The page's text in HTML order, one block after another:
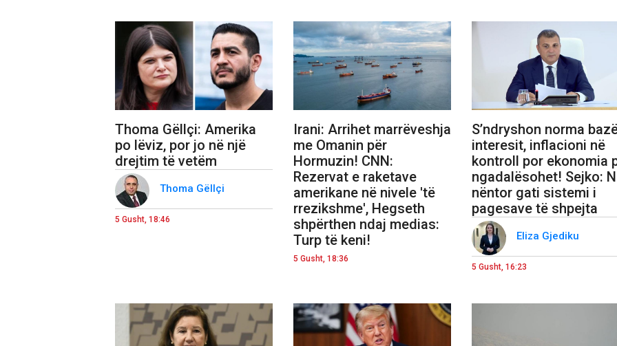
Thoma Gëllçi: Amerika
po lëviz, por jo në një
drejtim të vetëm
Thoma Gëllçi
5 Gusht, 18:46
Irani: Arrihet marrëveshja
me Omanin për
Hormuzin! CNN:
Rezervat e raketave
amerikane në nivele 'të
rrezikshme', Hegseth
shpërthen ndaj medias:
Turp të keni!
5 Gusht, 18:36
S’ndryshon norma
interesit, inflacioni në
kontroll por ekonomia
ngadalësohet! Sejko:
nëntor gati sistemi i
pagesave të shpejta
Eliza Gjediku
5 Gusht, 16:23